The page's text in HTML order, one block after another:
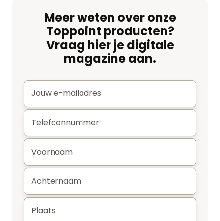
Meer weten over onze
Toppoint producten?
Vraag hier je digitale
magazine aan.
E-
mail*
Telefoonnummer
Voornaam
Achternaam
Plaats